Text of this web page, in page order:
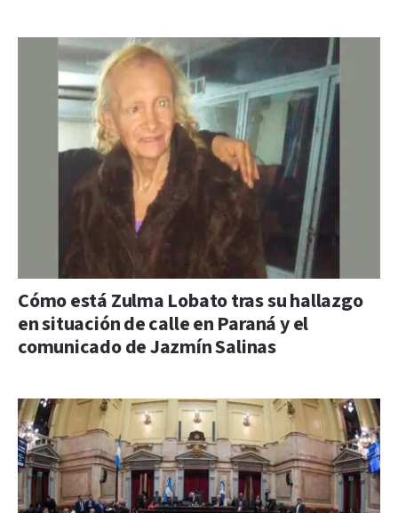
Cómo está Zulma Lobato tras su hallazgo
en situación de calle en Paraná y el
comunicado de Jazmín Salinas